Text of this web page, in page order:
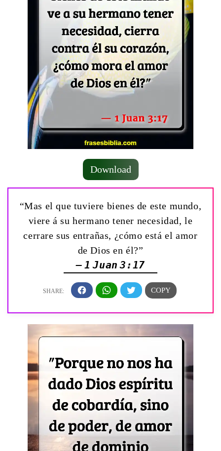
Download
“Mas el que tuviere bienes de este mundo,
viere á su hermano tener necesidad, le
cerrare sus entrañas, ¿cómo está el amor
de Dios en él?”
— 1 Juan 3:17